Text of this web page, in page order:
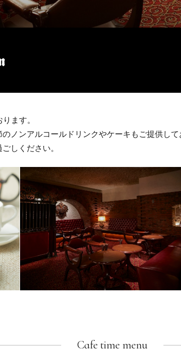
ます。
ノンアルコールドリンクやケーキもご提供し
しください。
Cafe time menu